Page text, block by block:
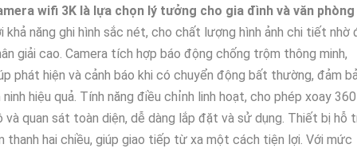
wifi 3K là lựa chọn lý tưởng cho gia đình và văn phòng
khả năng ghi hình sắc nét, cho chất lượng hình ảnh chi tiết nhờ
giải cao. Camera tích hợp báo động chống trộm thông minh,
phát hiện và cảnh báo khi có chuyển động bất thường, đảm
ninh hiệu quả. Tính năng điều chỉnh linh hoạt, cho phép xoay 360
và quan sát toàn diện, dễ dàng lắp đặt và sử dụng. Thiết bị hỗ
thanh hai chiều, giúp giao tiếp từ xa một cách tiện lợi. Với mức